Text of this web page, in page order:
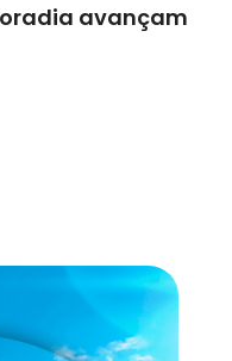
avançam